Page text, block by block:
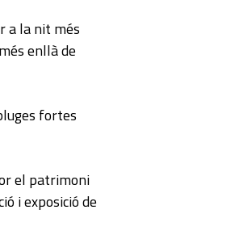
a la nit més
enllà de
fortes
el patrimoni
i exposició de